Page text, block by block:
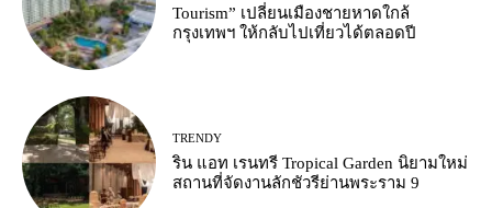
Tourism” เปลี่ยนเมืองชายหาดใกล้
กรุงเทพฯ ให้กลับไปเที่ยวได้ตลอดปี
TRENDY
ริน แอท เรนทรี Tropical Garden นิยามใหม่
สถานที่จัดงานลักชัวรีย่านพระราม 9